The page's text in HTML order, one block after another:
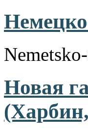
Новая